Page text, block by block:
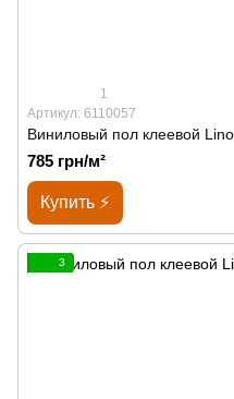
1
Артикул: 6110057
Виниловый пол клеевой
785 грн/м²
Купить ⚡
3